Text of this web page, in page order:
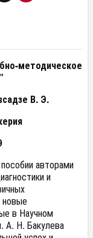
методическое
В. Э.
авторами
и
новые
в Научном
А. Н. Бакулева